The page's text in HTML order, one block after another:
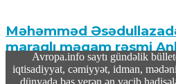
Məhəmməd
maraqlı məqam rəsmi
bəyanatlarına heç bir
verməməsidir”
Avropa.info saytı gündəlik
iqtisadiyyat, cəmiyyət, idman,